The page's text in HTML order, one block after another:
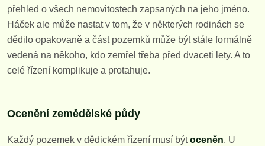
přehled o všech nemovitostech zapsaných na jeho jméno.
Háček ale může nastat v tom, že v některých rodinách se
dědilo opakovaně a část pozemků může být stále formálně
vedená na někoho, kdo zemřel třeba před dvaceti lety. A to
celé řízení komplikuje a protahuje.
Ocenění zemědělské půdy
Každý pozemek v dědickém řízení musí býtoceněn. U